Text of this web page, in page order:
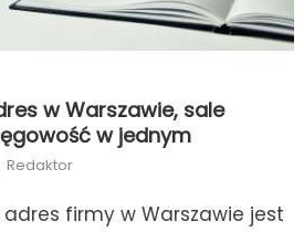
w Warszawie, sale
w jednym
Author
Redaktor
adres firmy w Warszawie jest